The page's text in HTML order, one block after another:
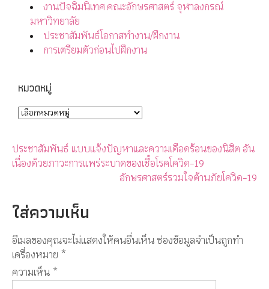
งานปัจฉิมนิเทศ คณะอักษรศาสตร์ จุฬาลงกรณ์
มหาวิทยาลัย
ประชาสัมพันธ์โอกาสทำงาน/ฝึกงาน
การเตรียมตัวก่อนไปฝึกงาน
หมวดหมู่
ประชาสัมพันธ์ แบบแจ้งปัญหาและความเดือดร้อนของนิสิต อัน
เนื่องด้วยภาวะการแพร่ระบาดของเชื้อโรคโควิด-19
อักษรศาสตร์รวมใจต้านภัยโควิด-19
ใส่ความเห็น
อีเมลของคุณจะไม่แสดงให้คนอื่นเห็น ช่องข้อมูลจำเป็นถูกทำ
เครื่องหมาย *
ความเห็น *